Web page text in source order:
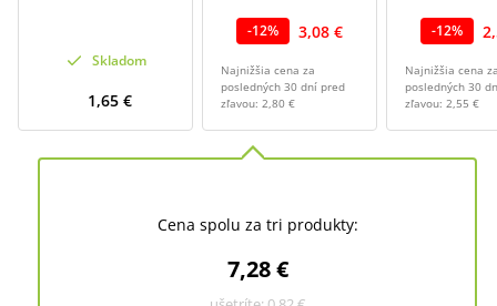
Skladom
1,65 €
-12% 3,08 €
Najnižšia cena za
posledných 30 dní pred
zľavou: 2,80 €
-12%
Najnižšia cena
posledných 30
zľavou: 2,55 €
Cena spolu za tri produkty:
7,28 €